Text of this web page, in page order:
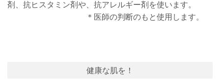
剤、抗ヒスタミン剤や、抗アレルギー剤を使います。
＊医師の判断のもと使用します。
健康な肌を！